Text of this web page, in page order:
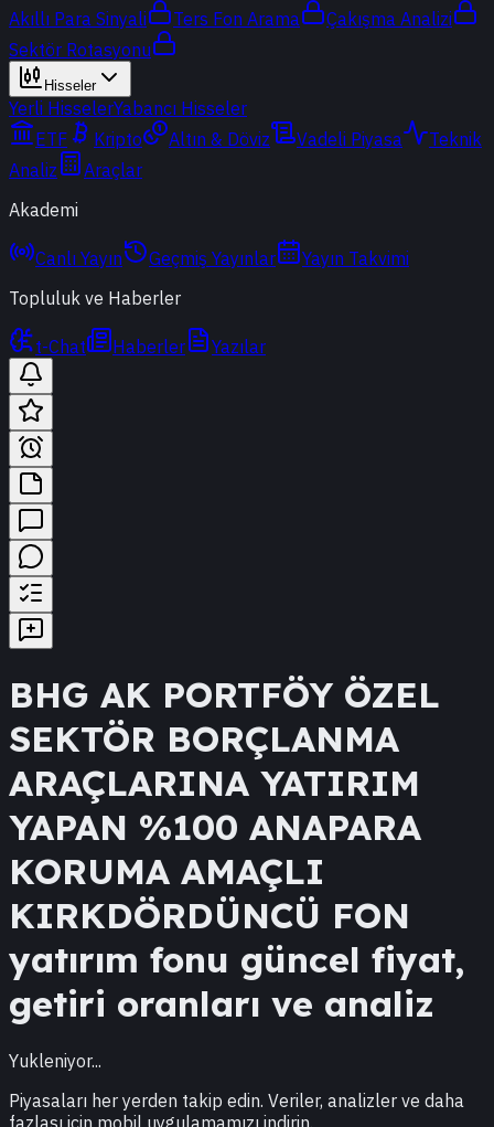
Akıllı Para Sinyali
Ters Fon Arama
Çakışma Analizi
Sektör Rotasyonu
Hisseler
Yerli HisselerYabancı Hisseler
ETF
Kripto Altın & Döviz Vadeli Piyasa
Teknik
Analiz
Araçlar
Akademi
Canlı Yayın Geçmiş Yayınlar
Yayın Takvimi
Topluluk ve Haberler
t-Chat Haberler Yazılar
BHG AK PORTFÖY ÖZEL
SEKTÖR BORÇLANMA
ARAÇLARINA YATIRIM
YAPAN %100 ANAPARA
KORUMA AMAÇLI
KIRKDÖRDÜNCÜ FON
yatırım fonu güncel fiyat,
getiri oranları ve analiz
Yukleniyor...
Piyasaları her yerden takip edin. Veriler, analizler ve daha
fazlası için mobil uygulamamızı indirin.